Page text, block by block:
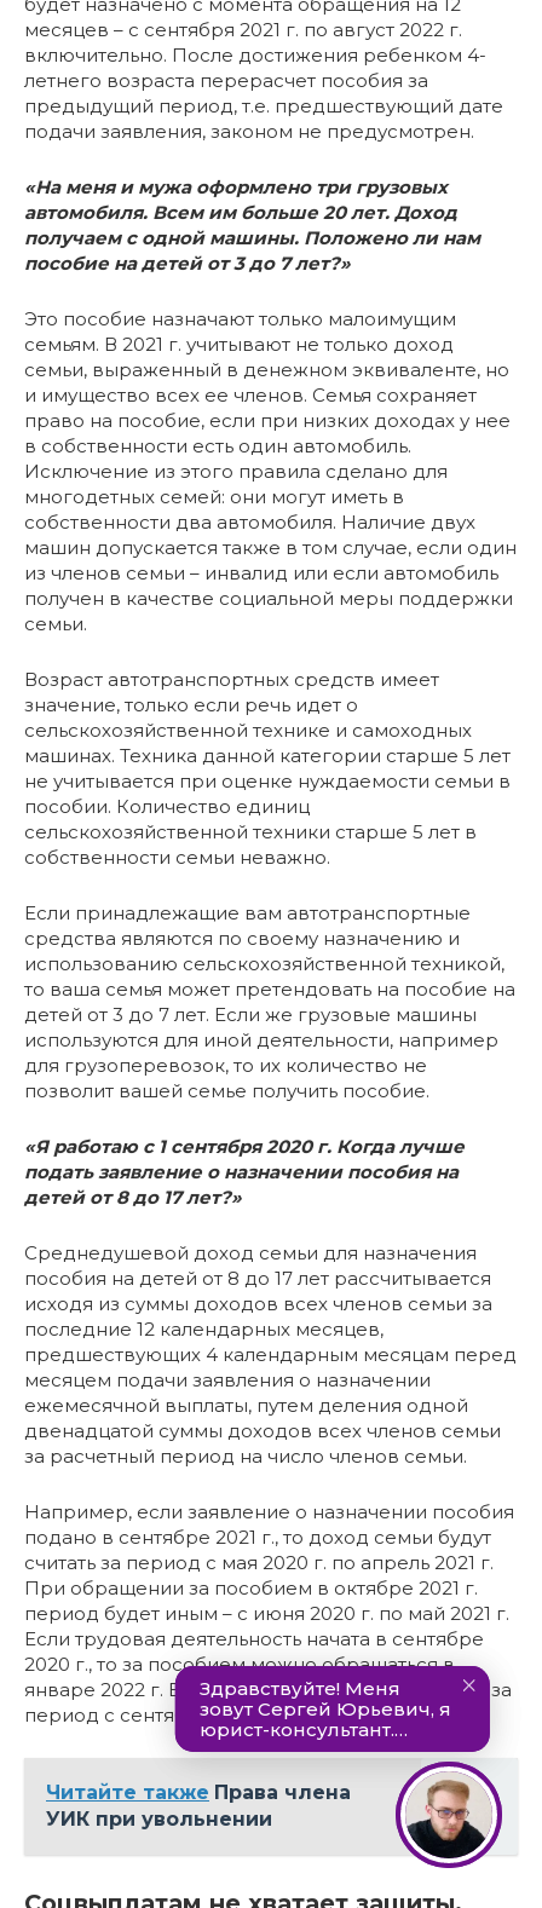
месяцев – с сентября 2021 г. по август 2022 г.
включительно. После достижения ребенком 4-
летнего возраста перерасчет пособия за
предыдущий период, т.е. предшествующий дате
подачи заявления, законом не предусмотрен.
«На меня и мужа оформлено три грузовых
автомобиля. Всем им больше 20 лет. Доход
получаем с одной машины. Положено ли нам
пособие на детей от 3 до 7 лет?»
Это пособие назначают только малоимущим
семьям. В 2021 г. учитывают не только доход
семьи, выраженный в денежном эквиваленте, но
и имущество всех ее членов. Семья сохраняет
право на пособие, если при низких доходах у нее
в собственности есть один автомобиль.
Исключение из этого правила сделано для
многодетных семей: они могут иметь в
собственности два автомобиля. Наличие двух
машин допускается также в том случае, если один
из членов семьи – инвалид или если автомобиль
получен в качестве социальной меры поддержки
семьи.
Возраст автотранспортных средств имеет
значение, только если речь идет о
сельскохозяйственной технике и самоходных
машинах. Техника данной категории старше 5 лет
не учитывается при оценке нуждаемости семьи в
пособии. Количество единиц
сельскохозяйственной техники старше 5 лет в
собственности семьи неважно.
Если принадлежащие вам автотранспортные
средства являются по своему назначению и
использованию сельскохозяйственной техникой,
то ваша семья может претендовать на пособие на
детей от 3 до 7 лет. Если же грузовые машины
используются для иной деятельности, например
для грузоперевозок, то их количество не
позволит вашей семье получить пособие.
«Я работаю с 1 сентября 2020 г. Когда лучше
подать заявление о назначении пособия на
детей от 8 до 17 лет?»
Среднедушевой доход семьи для назначения
пособия на детей от 8 до 17 лет рассчитывается
исходя из суммы доходов всех членов семьи за
последние 12 календарных месяцев,
предшествующих 4 календарным месяцам перед
месяцем подачи заявления о назначении
ежемесячной выплаты, путем деления одной
двенадцатой суммы доходов всех членов семьи
за расчетный период на число членов семьи.
Например, если заявление о назначении пособия
подано в сентябре 2021 г., то доход семьи будут
считать за период с мая 2020 г. по апрель 2021 г.
При обращении за пособием в октябре 2021 г.
период будет иным – с июня 2020 г. по май 2021 г.
Если трудовая деятельность начата в сентябре
2020 г., то за пособием можно обращаться в
январе 2022 г. В таком случае доход посчитают за
период с сентября 2020 г. по август 2021 г.
Читайте также Права члена
УИК при увольнении